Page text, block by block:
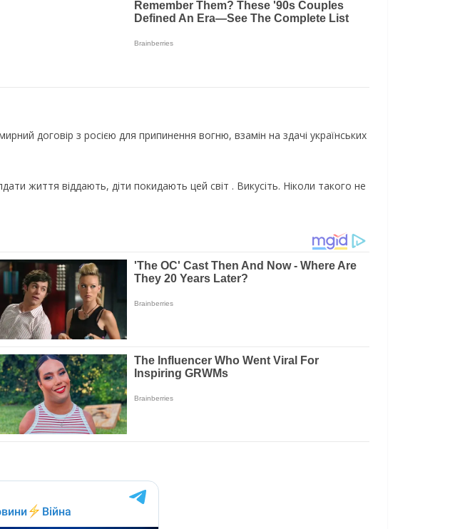
договір з росією для припинення вогню, взамін на здачі українських
життя віддають, діти покидають цей світ . Викусіть. Ніколи такого не